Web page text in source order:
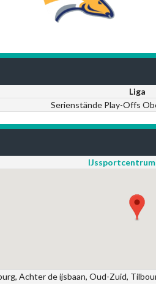
Liga
Serienstände Play-Offs
Achter de ijsbaan, Oud-Zuid,